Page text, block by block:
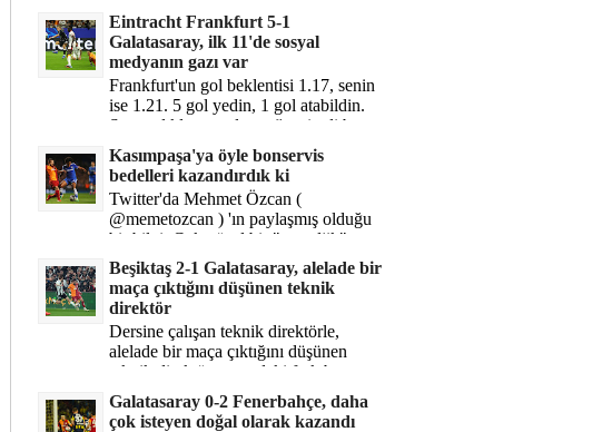
Eintracht Frankfurt 5-1
Galatasaray, ilk 11'de sosyal
medyanın gazı var
Frankfurt'un gol beklentisi 1.17, senin
ise 1.21. 5 gol yedin, 1 gol atabildin.
Şanssızlıkla mı anlatacağız şimdi bu
durumu? Rakibin 5 ş...
Kasımpaşa'ya öyle bonservis
bedelleri kazandırdık ki
Twitter'da Mehmet Özcan (
@memetozcan ) 'ın paylaşmış olduğu
bir bilgi. Çok güzel bir "nostaljik" pas
diyelim. Kasımpaşa...
Beşiktaş 2-1 Galatasaray, alelade bir
maça çıktığını düşünen teknik
direktör
Dersine çalışan teknik direktörle,
alelade bir maça çıktığını düşünen
teknik direktör arasındaki fark bu
işte. Solskjaer'in çalıştığı de...
Galatasaray 0-2 Fenerbahçe, daha
çok isteyen doğal olarak kazandı